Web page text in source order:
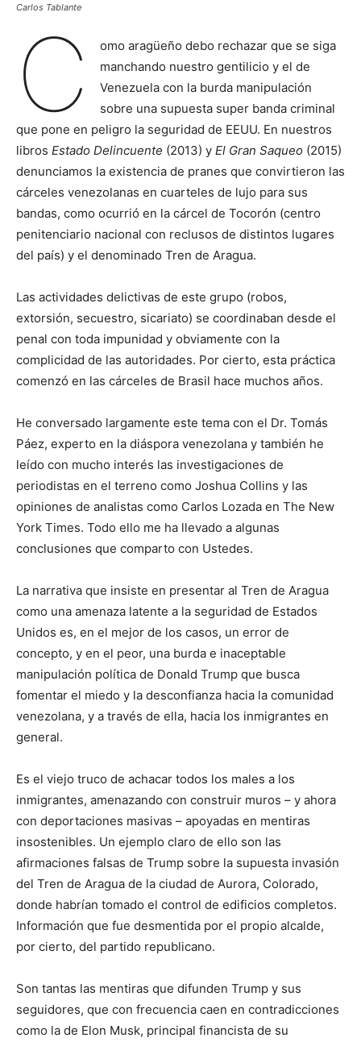
Carlos Tablante
C
omo aragüeño debo rechazar que se siga
manchando nuestro gentilicio y el de
Venezuela con la burda manipulación
sobre una supuesta super banda criminal
que pone en peligro la seguridad de EEUU. En nuestros
libros Estado Delincuente (2013) y El Gran Saqueo (2015)
denunciamos la existencia de pranes que convirtieron las
cárceles venezolanas en cuarteles de lujo para sus
bandas, como ocurrió en la cárcel de Tocorón (centro
penitenciario nacional con reclusos de distintos lugares
del país) y el denominado Tren de Aragua.
Las actividades delictivas de este grupo (robos,
extorsión, secuestro, sicariato) se coordinaban desde el
penal con toda impunidad y obviamente con la
complicidad de las autoridades. Por cierto, esta práctica
comenzó en las cárceles de Brasil hace muchos años.
He conversado largamente este tema con el Dr. Tomás
Páez, experto en la diáspora venezolana y también he
leído con mucho interés las investigaciones de
periodistas en el terreno como Joshua Collins y las
opiniones de analistas como Carlos Lozada en The New
York Times. Todo ello me ha llevado a algunas
conclusiones que comparto con Ustedes.
La narrativa que insiste en presentar al Tren de Aragua
como una amenaza latente a la seguridad de Estados
Unidos es, en el mejor de los casos, un error de
concepto, y en el peor, una burda e inaceptable
manipulación política de Donald Trump que busca
fomentar el miedo y la desconfianza hacia la comunidad
venezolana, y a través de ella, hacia los inmigrantes en
general.
Es el viejo truco de achacar todos los males a los
inmigrantes, amenazando con construir muros – y ahora
con deportaciones masivas – apoyadas en mentiras
insostenibles. Un ejemplo claro de ello son las
afirmaciones falsas de Trump sobre la supuesta invasión
del Tren de Aragua de la ciudad de Aurora, Colorado,
donde habrían tomado el control de edificios completos.
Información que fue desmentida por el propio alcalde,
por cierto, del partido republicano.
Son tantas las mentiras que difunden Trump y sus
seguidores, que con frecuencia caen en contradicciones
como la de Elon Musk, principal financista de su